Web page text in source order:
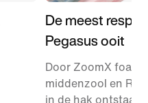
De meest
Pegasus ooit
Door ZoomX foam
middenzool en
in de hak ontstaat